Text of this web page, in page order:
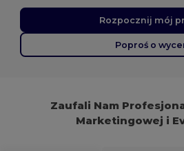
Rozpocznij mój
Poproś o
Zaufali Nam
Marketingowej i